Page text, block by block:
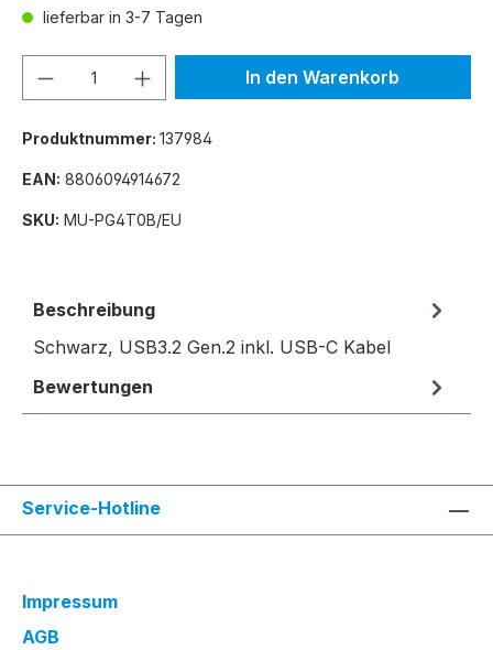
lieferbar in 3-7 Tagen
Produkt Anzahl: Gib denIn den Warenkorb
Produktnummer: 137984
EAN: 8806094914672
SKU: MU-PG4T0B/EU
Beschreibung
Schwarz, USB3.2 Gen.2 inkl. USB-C Kabel
Bewertungen
Service-Hotline
Impressum
AGB